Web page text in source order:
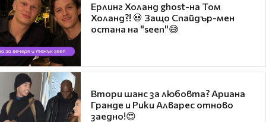
Ерлинг Холанд ghost-на Том
Холанд?! 💀 Защо Спайдър-мен
остана на "seen"😅
Втори шанс за любовта? Ариана
Гранде и Рики Алварес отново
заедно!😍